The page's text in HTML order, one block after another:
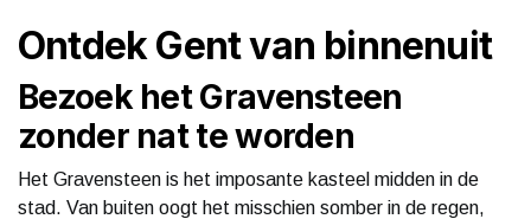
Ontdek Gent van binnenuit
Bezoek het Gravensteen
zonder nat te worden
Het Gravensteen is het imposante kasteel midden in de
stad. Van buiten oogt het misschien somber in de regen,